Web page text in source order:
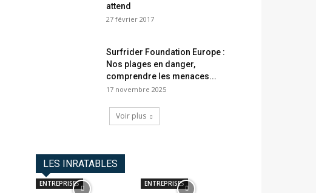
attend
27 février 2017
Surfrider Foundation Europe :
Nos plages en danger,
comprendre les menaces...
17 novembre 2025
Voir plus
LES INRATABLES
ENTREPRISES ENTREPRISES